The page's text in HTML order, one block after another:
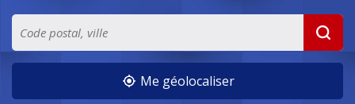
Me géolocaliser